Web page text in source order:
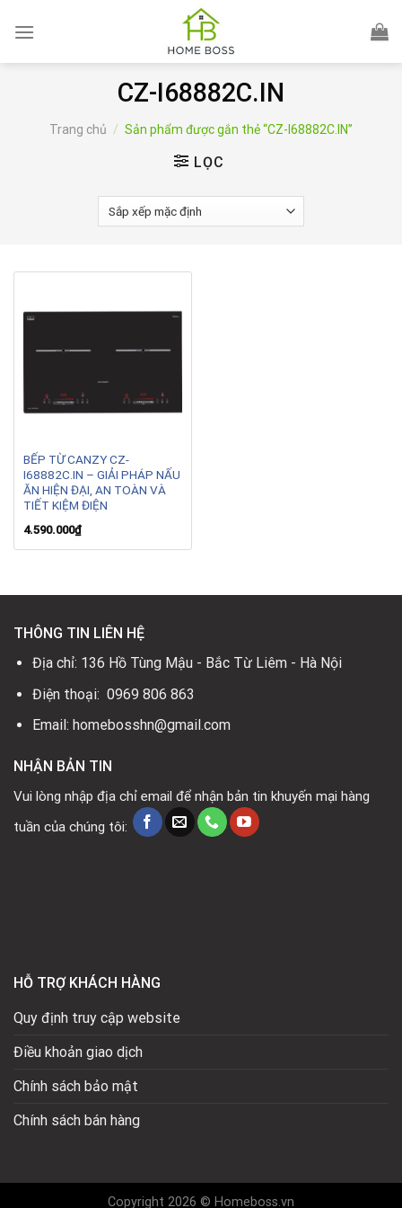
CZ-I68882C.IN
Trang chủ / Sản phẩm được gắn thẻ “CZ-I68882C.IN”
LỌC
BẾP TỪ CANZY CZ-
I68882C.IN – GIẢI PHÁP NẤU
ĂN HIỆN ĐẠI, AN TOÀN VÀ
TIẾT KIỆM ĐIỆN
4.590.000₫
THÔNG TIN LIÊN HỆ
Địa chỉ: 136 Hồ Tùng Mậu - Bắc Từ Liêm - Hà Nội
Điện thoại: 0969 806 863
Email: homebosshn@gmail.com
NHẬN BẢN TIN
Vui lòng nhập địa chỉ email để nhận bản tin khuyến mại hàng
tuần của chúng tôi:
HỖ TRỢ KHÁCH HÀNG
Quy định truy cập website
Điều khoản giao dịch
Chính sách bảo mật
Chính sách bán hàng
Copyright 2026 © Homeboss.vn